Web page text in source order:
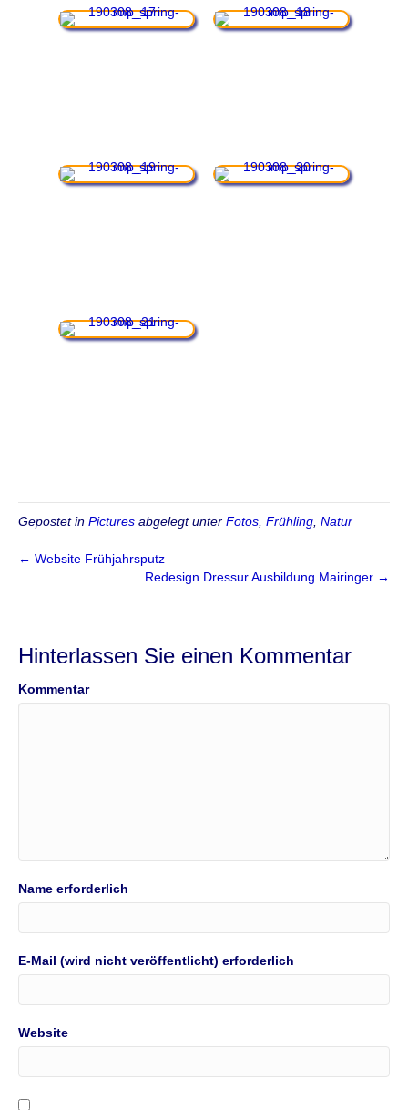
Gepostet in Pictures abgelegt unter Fotos Frühling Natur
← Website Frühjahrsputz
Redesign Dressur Ausbildung Mairinger →
Hinterlassen Sie einen Kommentar
Kommentar
Name erforderlich
E-Mail (wird nicht veröffentlicht) erforderlich
Website